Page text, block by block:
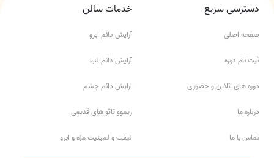
دسترسی سریع
صفحه اصلی
ثبت نام دوره
دوره های آنلاین و حضوری
درباره ما
تماس با ما
خدمات سالن
آرایش دائم ابرو
آرایش دائم لب
آرایش دائم چشم
ریموو تاتو های قدیمی
لیفت و لمینیت مژه و ابرو